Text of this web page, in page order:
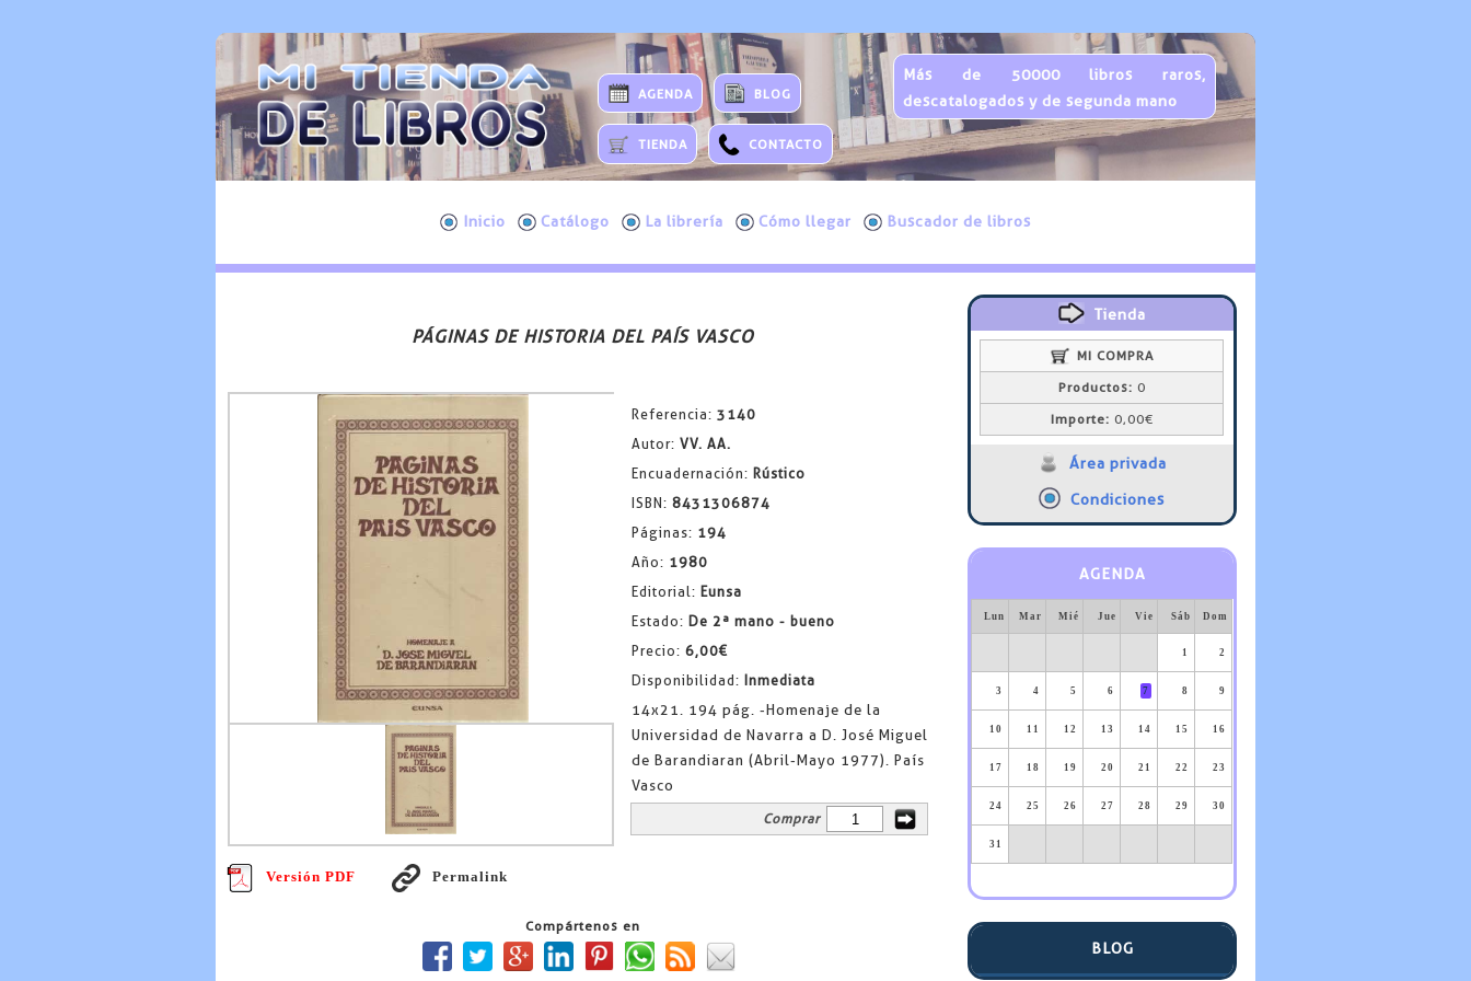
AGENDA BLOG
TIENDA CONTACTO
Más de 50000 libros raros,
descatalogados y de segunda mano
Inicio Catálogo La librería Cómo llegar Buscador de libros
PÁGINAS DE HISTORIA DEL PAÍS VASCO
Referencia: 3140
Autor: VV. AA.
Encuadernación: Rústico
ISBN: 8431306874
Páginas: 194
Año: 1980
Editorial: Eunsa
Estado: De 2ª mano - bueno
Precio: 6,00€
Disponibilidad: Inmediata
14x21. 194 pág. -Homenaje de la
Universidad de Navarra a D. José Miguel
de Barandiaran (Abril-Mayo 1977). País
Vasco
Comprar
Versión PDF Permalink
Compártenos en
Tienda
MI COMPRA
Productos: 0
Importe: 0,00€
Área privada
Condiciones
AGENDA
Lun Mar Mié Jue Vie Sáb Dom
1 2
3 4 5 6 7 8 9
10 11 12 13 14 15 16
17 18 19 20 21 22 23
24 25 26 27 28 29 30
31
BLOG